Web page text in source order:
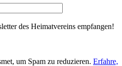
des Heimatvereins empfangen!
um Spam zu reduzieren. Erfahre,